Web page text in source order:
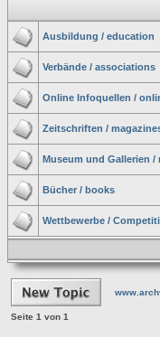
Ausbildung / education
Verbände / associations
Online Infoquellen /
Zeitschriften /
Museum und Gallerien /
Bücher / books
Wettbewerbe /
Seite 1 von 1